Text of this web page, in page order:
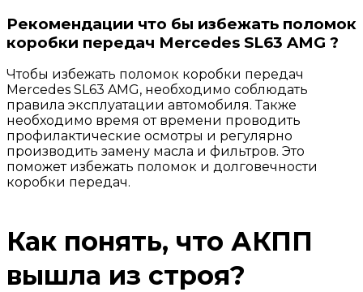
Рекомендации что бы избежать поломок
коробки передач Mercedes SL63 AMG ?
Чтобы избежать поломок коробки передач
Mercedes SL63 AMG, необходимо соблюдать
правила эксплуатации автомобиля. Также
необходимо время от времени проводить
профилактические осмотры и регулярно
производить замену масла и фильтров. Это
поможет избежать поломок и долговечности
коробки передач.
Как понять, что АКПП
вышла из строя?